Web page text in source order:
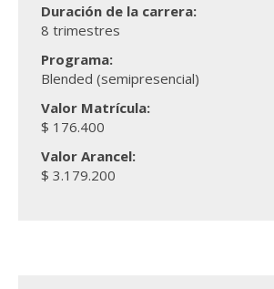
Duración de la carrera:
8 trimestres
Programa:
Blended (semipresencial)
Valor Matrícula:
$ 176.400
Valor Arancel:
$ 3.179.200